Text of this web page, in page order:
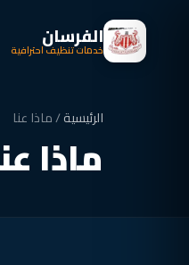
الفرسان
خدمات تنظيف احترافية
الرئيسية/ماذا عنا
ماذا